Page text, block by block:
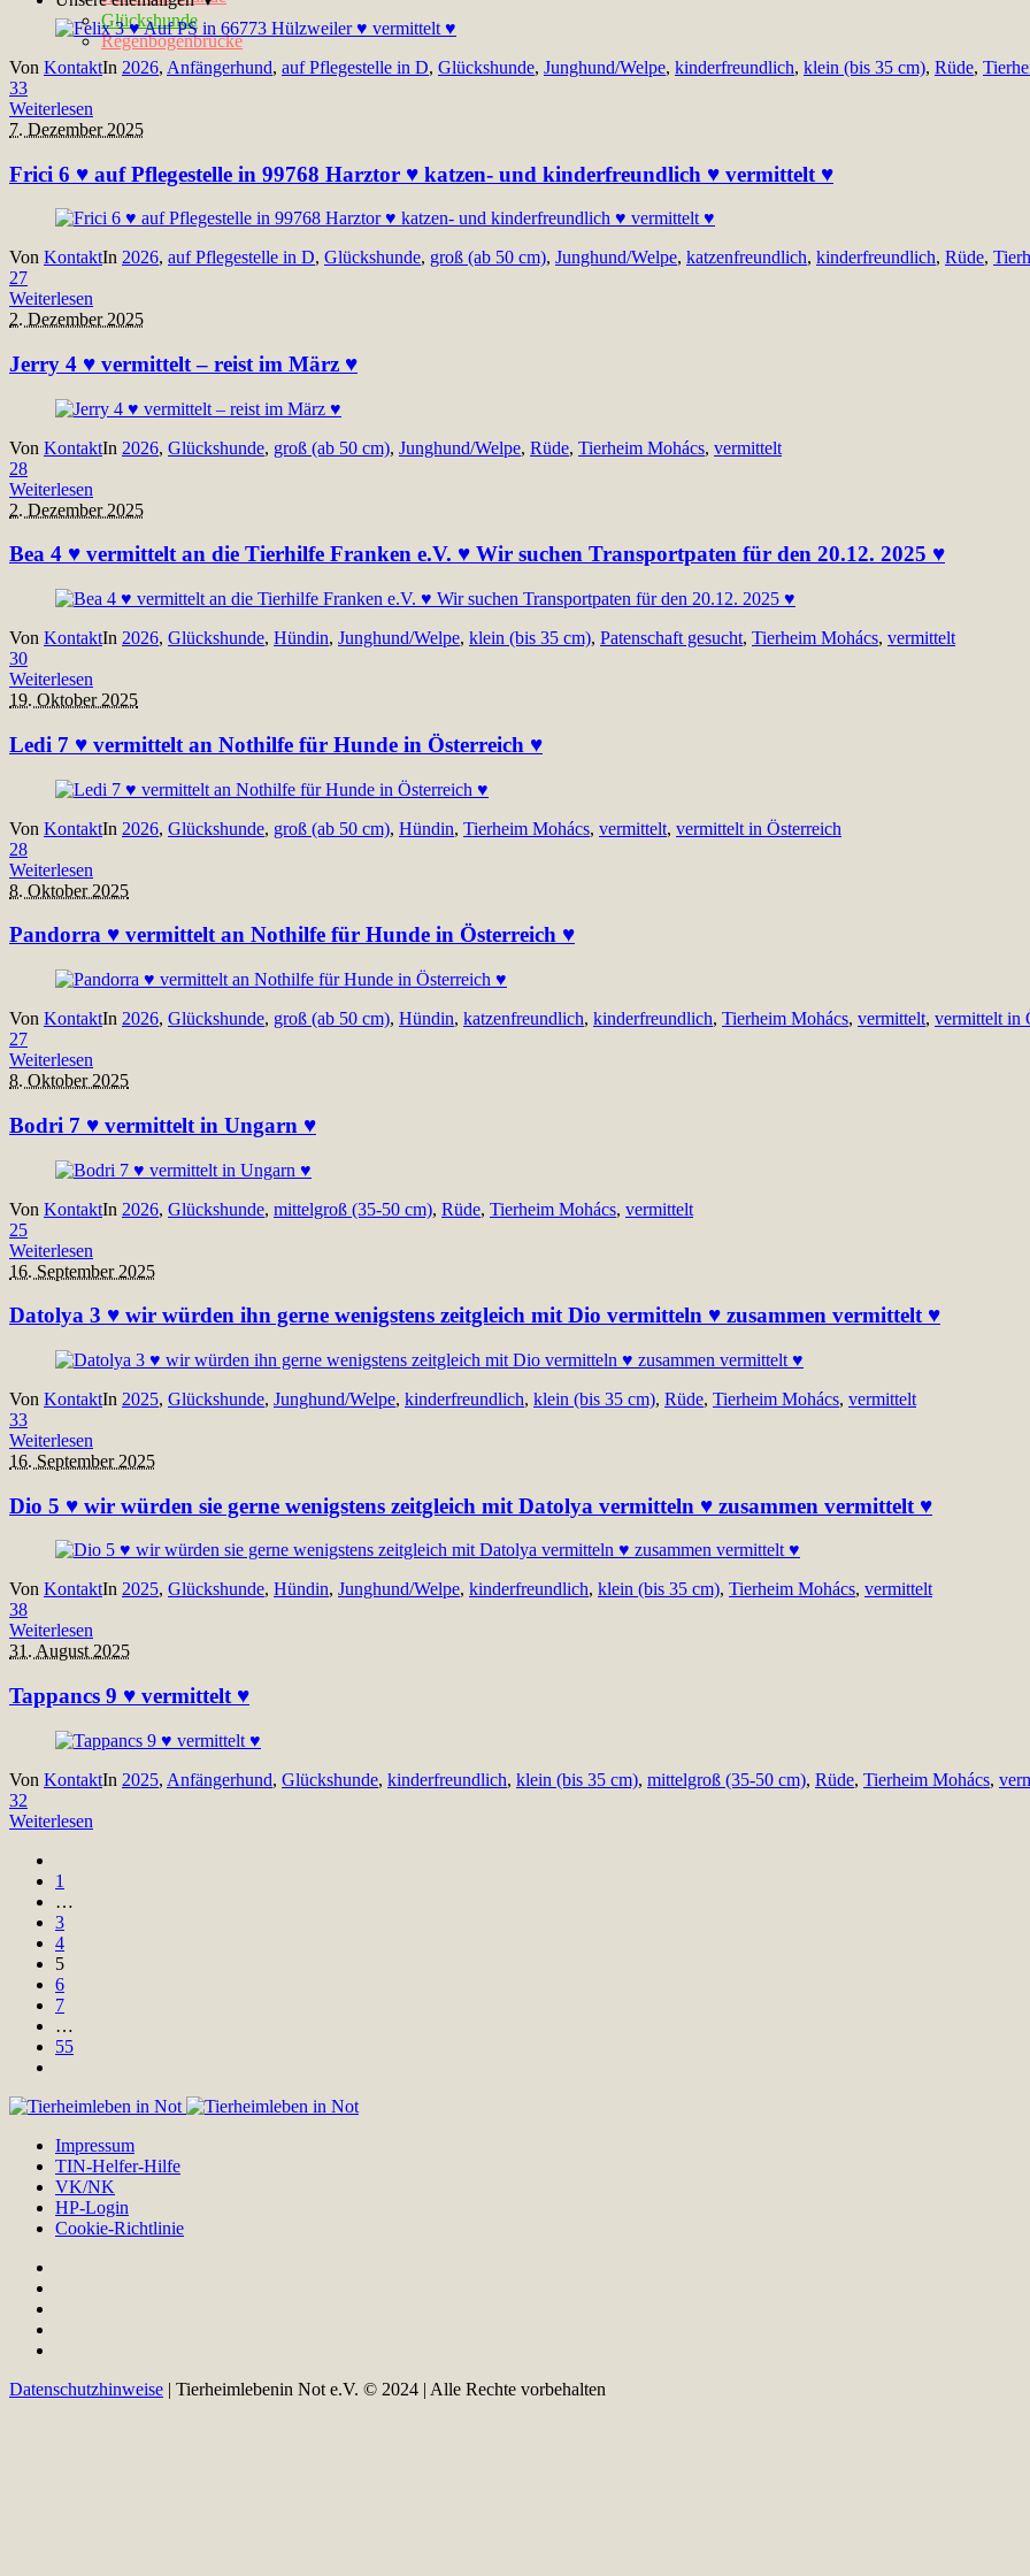
Glückshunde
Regenbogenbrücke
Von KontaktIn 2026, Anfängerhund, auf Pflegestelle in D, Glückshunde, Junghund/Welpe, kinderfreundlich, klein (bis 35 cm), Rüde,
33
Weiterlesen
7. Dezember 2025
Frici 6 ♥ auf Pflegestelle in 99768 Harztor ♥ katzen- und kinderfreundlich ♥ vermittelt ♥
Von KontaktIn 2026, auf Pflegestelle in D, Glückshunde, groß (ab 50 cm), Junghund/Welpe, katzenfreundlich, kinderfreundlich, Rüde,
27
Weiterlesen
2. Dezember 2025
Jerry 4 ♥ vermittelt – reist im März ♥
Von KontaktIn 2026, Glückshunde, groß (ab 50 cm), Junghund/Welpe, Rüde, Tierheim Mohács, vermittelt
28
Weiterlesen
2. Dezember 2025
Bea 4 ♥ vermittelt an die Tierhilfe Franken e.V. ♥ Wir suchen Transportpaten für den 20.12. 2025 ♥
Von KontaktIn 2026, Glückshunde, Hündin, Junghund/Welpe, klein (bis 35 cm), Patenschaft gesucht, Tierheim Mohács, vermittelt
30
Weiterlesen
19. Oktober 2025
Ledi 7 ♥ vermittelt an Nothilfe für Hunde in Österreich ♥
Von KontaktIn 2026, Glückshunde, groß (ab 50 cm), Hündin, Tierheim Mohács, vermittelt, vermittelt in Österreich
28
Weiterlesen
8. Oktober 2025
Pandorra ♥ vermittelt an Nothilfe für Hunde in Österreich ♥
Von KontaktIn 2026, Glückshunde, groß (ab 50 cm), Hündin, katzenfreundlich, kinderfreundlich, Tierheim Mohács, vermittelt, vermittelt in
27
Weiterlesen
8. Oktober 2025
Bodri 7 ♥ vermittelt in Ungarn ♥
Von KontaktIn 2026, Glückshunde, mittelgroß (35-50 cm), Rüde, Tierheim Mohács, vermittelt
25
Weiterlesen
16. September 2025
Datolya 3 ♥ wir würden ihn gerne wenigstens zeitgleich mit Dio vermitteln ♥ zusammen vermittelt ♥
Von KontaktIn 2025, Glückshunde, Junghund/Welpe, kinderfreundlich, klein (bis 35 cm), Rüde, Tierheim Mohács, vermittelt
33
Weiterlesen
16. September 2025
Dio 5 ♥ wir würden sie gerne wenigstens zeitgleich mit Datolya vermitteln ♥ zusammen vermittelt ♥
Von KontaktIn 2025, Glückshunde, Hündin, Junghund/Welpe, kinderfreundlich, klein (bis 35 cm), Tierheim Mohács, vermittelt
38
Weiterlesen
31. August 2025
Tappancs 9 ♥ vermittelt ♥
Von KontaktIn 2025, Anfängerhund, Glückshunde, kinderfreundlich, klein (bis 35 cm), mittelgroß (35-50 cm), Rüde, Tierheim Mohács,
32
Weiterlesen
1
…
3
4
5
6
7
…
55
Impressum
TIN-Helfer-Hilfe
VK/NK
HP-Login
Cookie-Richtlinie
Datenschutzhinweise | Tierheimlebenin Not e.V. © 2024 | Alle Rechte vorbehalten